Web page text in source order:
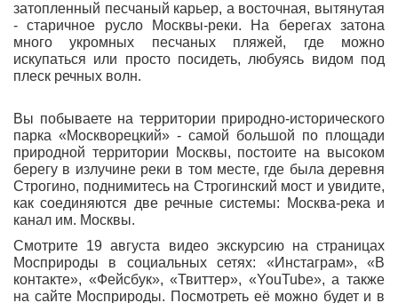
затопленный песчаный карьер, а восточная, вытянутая
- старичное русло Москвы-реки. На берегах затона
много укромных песчаных пляжей, где можно
искупаться или просто посидеть, любуясь видом под
плеск речных волн.
Вы побываете на территории природно-исторического
парка «Москворецкий» - самой большой по площади
природной территории Москвы, постоите на высоком
берегу в излучине реки в том месте, где была деревня
Строгино, поднимитесь на Строгинский мост и увидите,
как соединяются две речные системы: Москва-река и
канал им. Москвы.
Смотрите 19 августа видео экскурсию на страницах
Мосприроды в социальных сетях: «Инстаграм», «В
контакте», «Фейсбук», «Твиттер», «YouTube», а также
на сайте Мосприроды. Посмотреть её можно будет и в